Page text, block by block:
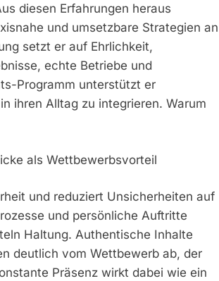
diesen Erfahrungen heraus
und umsetzbare Strategien an
setzt er auf Ehrlichkeit,
echte Betriebe und
Programm unterstützt er
ihren Alltag zu integrieren. Warum
als Wettbewerbsvorteil
und reduziert Unsicherheiten auf
und persönliche Auftritte
Haltung. Authentische Inhalte
deutlich vom Wettbewerb ab, der
Präsenz wirkt dabei wie ein